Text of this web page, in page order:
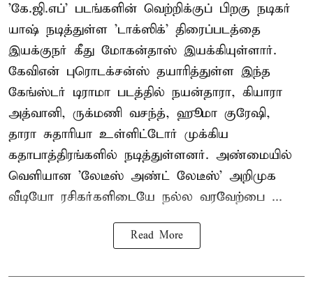
'கே.ஜி.எப்' படங்களின் வெற்றிக்குப் பிறகு நடிகர்
யாஷ் நடித்துள்ள 'டாக்ஸிக்' திரைப்படத்தை
இயக்குநர் கீது மோகன்தாஸ் இயக்கியுள்ளார்.
கேவிஎன் புரொடக்சன்ஸ் தயாரித்துள்ள இந்த
கேங்ஸ்டர் டிராமா படத்தில் நயன்தாரா, கியாரா
அத்வானி, ருக்மணி வசந்த், ஹூமா குரேஷி,
தாரா சுதாரியா உள்ளிட்டோர் முக்கிய
கதாபாத்திரங்களில் நடித்துள்ளனர். அண்மையில்
வெளியான 'லேடீஸ் அண்ட் லேடீஸ்' அறிமுக
வீடியோ ரசிகர்களிடையே நல்ல வரவேற்பை ...
Read More